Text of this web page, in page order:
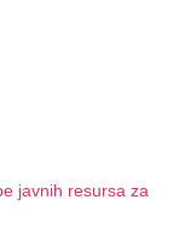
javnih resursa za